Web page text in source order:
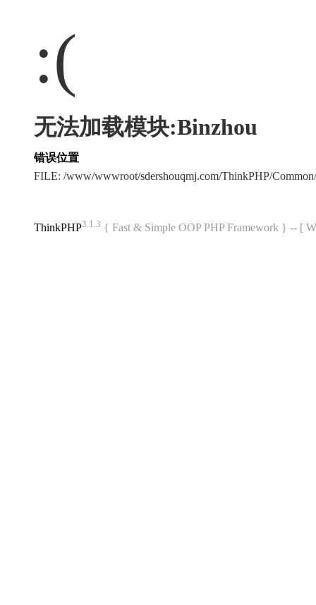
:(
无法加载模块:Binzhou
错误位置
FILE: /www/wwwroot/sdershouqmj.com/ThinkPHP/
ThinkPHP3.1.3 { Fast & Simple OOP PHP Framework } -- [